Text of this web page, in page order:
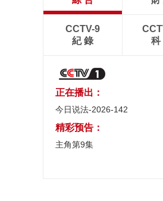
CCTV-9
紀 錄
科
正在播出：
今日说法-2026-142
精彩预告：
主角第9集